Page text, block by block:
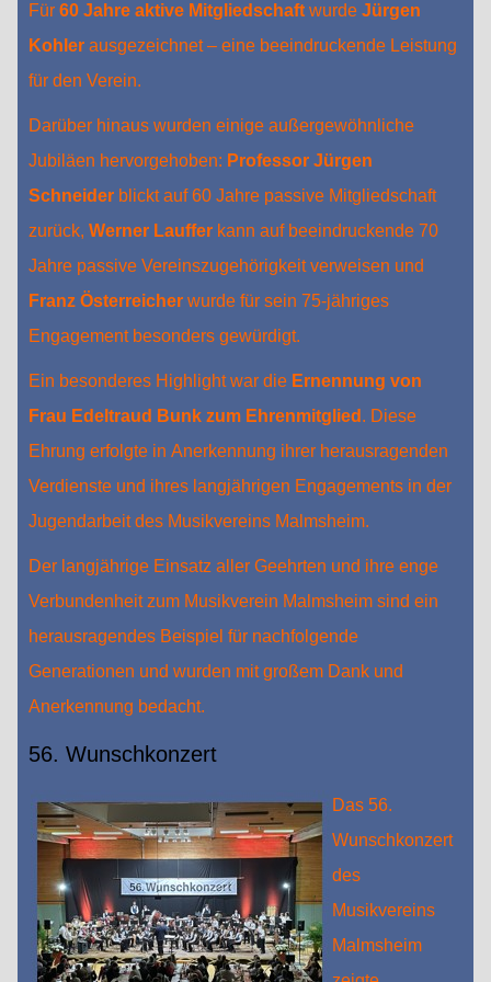
Für60 Jahre aktive Mitgliedschaft wurdeJürgen
Kohler ausgezeichnet – eine beeindruckende Leistung
für den Verein.
Darüber hinaus wurden einige außergewöhnliche
Jubiläen hervorgehoben: Professor Jürgen
Schneider blickt auf 60 Jahre passive Mitgliedschaft
zurück,Werner Lauffer kann auf beeindruckende 70
Jahre passive Vereinszugehörigkeit verweisen und
Franz Österreicher wurde für sein 75-jähriges
Engagement besonders gewürdigt.
Ein besonderes Highlight war die Ernennung von
Frau Edeltraud Bunk zum Ehrenmitglied . Diese
Ehrung erfolgte in Anerkennung ihrer herausragenden
Verdienste und ihres langjährigen Engagements in der
Jugendarbeit des Musikvereins Malmsheim.
Der langjährige Einsatz aller Geehrten und ihre enge
Verbundenheit zum Musikverein Malmsheim sind ein
herausragendes Beispiel für nachfolgende
Generationen und wurden mit großem Dank und
Anerkennung bedacht.
56. Wunschkonzert
Das 56.
Wunschkonzert
des
Musikvereins
Malmsheim